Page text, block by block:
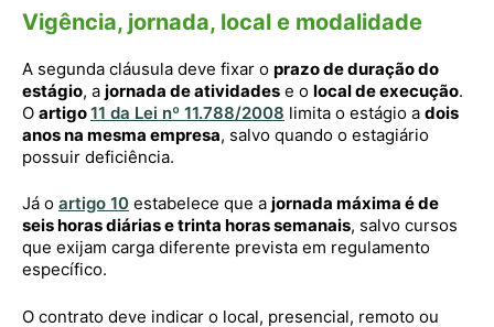
Vigência, jornada, local e modalidade
A segunda cláusula deve fixar o prazo de duração do
estágio, a jornada de atividades e o local de execução.
O artigo11 da Lei nº 11.788/2008 limita o estágio a dois
anos na mesma empresa, salvo quando o estagiário
possuir deficiência.
Já o artigo 10 estabelece que a jornada máxima é de
seis horas diárias e trinta horas semanais, salvo cursos
que exijam carga diferente prevista em regulamento
específico.
O contrato deve indicar o local, presencial, remoto ou